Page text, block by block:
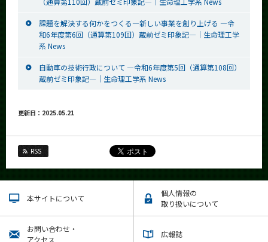
課題を解決する何かをつくる―新しい事業を創り上げる ―令
和6年度第6回（通算第109回）蔵前ゼミ印象記―│生命理工学
系 News
自動車の技術行政について ―令和6年度第5回（通算第108回）
蔵前ゼミ印象記―│生命理工学系 News
更新日：2025.05.21
RSS
本サイトについて
個人情報の
取り扱いについて
お問い合わせ・
アクセス
広報誌